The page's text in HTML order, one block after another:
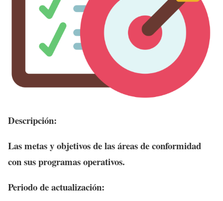
Descripción:
Las metas y objetivos de las áreas de conformidad
con sus programas operativos.
Periodo de actualización: